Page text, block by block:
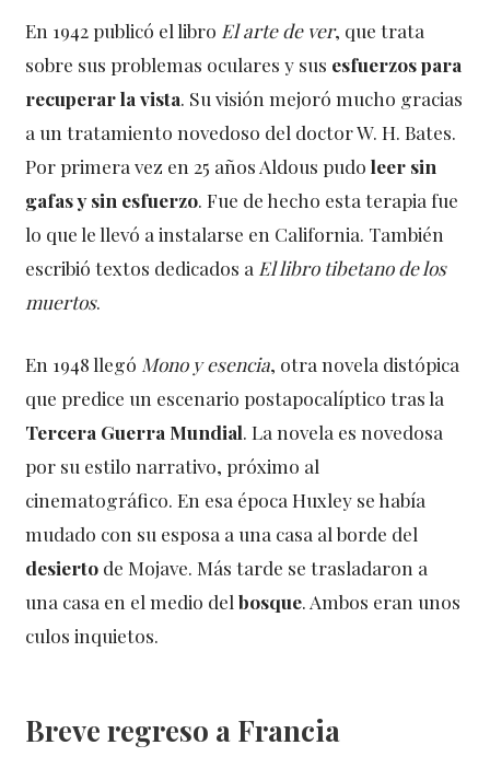
En 1942 publicó el libro El arte de ver, que trata
sobre sus problemas oculares y sus esfuerzos para
recuperar la vista. Su visión mejoró mucho gracias
a un tratamiento novedoso del doctor W. H. Bates.
Por primera vez en 25 años Aldous pudoleer sin
gafas y sin esfuerzo. Fue de hecho esta terapia fue
lo que le llevó a instalarse en California. También
escribió textos dedicados a El libro tibetano de los
muertos.
En 1948 llegó Mono y esencia, otra novela distópica
que predice un escenario postapocalíptico tras la
Tercera Guerra Mundial. La novela es novedosa
por su estilo narrativo, próximo al
cinematográfico. En esa época Huxley se había
mudado con su esposa a una casa al borde del
desierto de Mojave. Más tarde se trasladaron a
una casa en el medio delbosque. Ambos eran unos
culos inquietos.
Breve regreso a Francia